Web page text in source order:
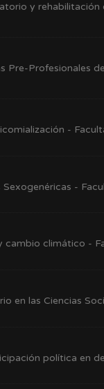
y rehabilitación
Pre-Profesionales
-
-
cambio climático -
en las Ciencias
política en